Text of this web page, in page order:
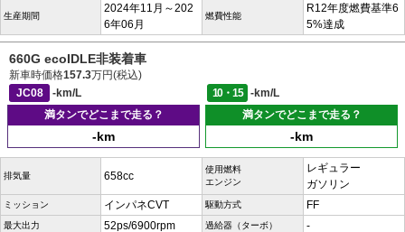
生産期間
2024年11月～202
6年06月
燃費性能
R12年度燃費基準6
5%達成
660G ecoIDLE非装着車
新車時価格157.3万円(税込)
JC08
-km/L 10・15
-km/L
満タンでどこまで走る？
-km
満タンでどこまで走る？
-km
排気量 658cc
使用燃料
エンジン
レギュラー
ガソリン
ミッション インパネCVT 駆動方式 FF
最大出力 52ps/6900rpm 過給器（ターボ） -